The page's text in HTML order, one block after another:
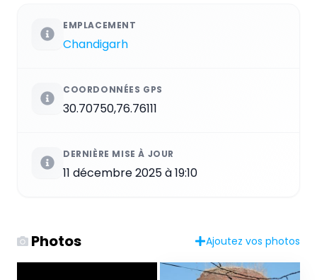
EMPLACEMENT
Chandigarh
COORDONNÉES GPS
30.70750,76.76111
DERNIÈRE MISE À JOUR
11 décembre 2025 à 19:10
Photos Ajoutez vos photos